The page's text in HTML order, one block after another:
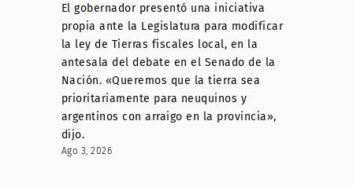
El gobernador presentó una iniciativa
propia ante la Legislatura para modificar
la ley de Tierras fiscales local, en la
antesala del debate en el Senado de la
Nación. «Queremos que la tierra sea
prioritariamente para neuquinos y
argentinos con arraigo en la provincia»,
dijo.
Ago 3, 2026